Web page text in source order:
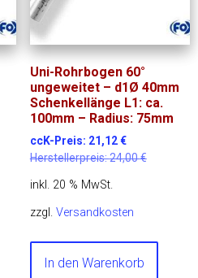
Uni-Rohrbogen 60°
ungeweitet – d1Ø 40mm
Schenkellänge L1: ca.
100mm – Radius: 75mm
ccK-Preis: 21,12€
Herstellerpreis:24,00€
inkl. 20 % MwSt.
zzgl. Versandkosten
In den Warenkorb